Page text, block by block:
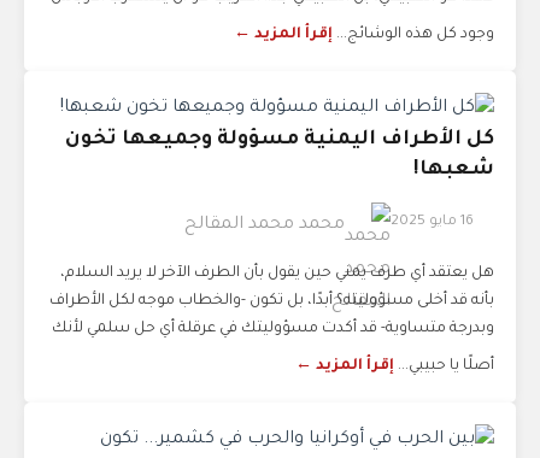
وجود كل هذه الوشائج... إقرأ المزيد ←
‏كل الأطراف اليمنية مسؤولة وجميعها تخون
شعبها!
16 مايو 2025 محمد محمد المقالح
هل يعتقد أي طرف يمني حين يقول بأن الطرف الآخر لا يريد السلام،
بأنه قد أخلى مسؤوليته؟ أبدًا، بل تكون -والخطاب موجه لكل الأطراف
وبدرجة متساوية- قد أكدت مسؤوليتك في عرقلة أي حل سلمي لأنك
أصلًا يا حبيبي... إقرأ المزيد ←